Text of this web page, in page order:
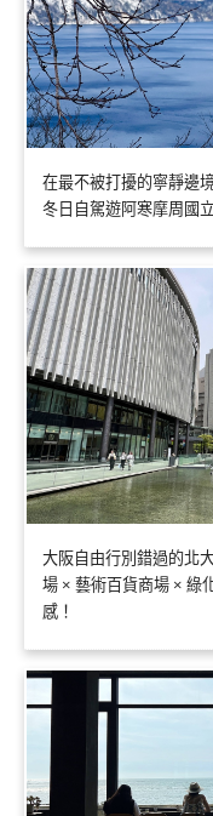
在最不被打擾的寧靜邊
冬日自駕遊阿寒摩周國
大阪自由行別錯過的北
場 × 藝術百貨商場 × 綠
感！